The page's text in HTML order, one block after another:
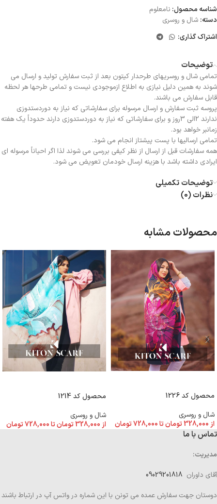
شناسه محصول: نامعلوم
دسته: شال و روسری
اشتراک گذاری:
توضیحات
تمامی شال و روسریهای طرحدار کیتون بعد از ثبت سفارش تولید و ارسال می
شوند به همین دلیل نیازی به اطلاع ازموجودی نیست و تمامی طرحها هر لحظه
قابل سفارش می باشند.
پروسه ثبت سفارش و ارسال مرسوله برای سفارشاتی که نیاز به دوردستدوزی
ندارند 2الی 3روز و برای سفارشاتی که نیاز به دوردستدوزی دارند حدوداً یک هفته
زمانبر خواهد بود.
تمامی ارسالیها با پست پیشتاز انجام می شود.
همه سفارشات قبل از ارسال از نظر کیفی بررسی می شوند لذا اگر احیاناً مرسوله ای
ایرادی داشته باشد با هزینه ارسال خودمان تعویض می شود.
توضیحات تکمیلی
نظرات (0)
محصولات مشابه
محصول کد 1226
شال و روسری
از 328,000تومانتا728,000تومان
محصول کد 1214
شال و روسری
از 328,000تومانتا728,000تومان
تماس با ما
مدیریت:
آقای داوران
دوستان جهت سفارش عمده می تونن با این شماره در واتس آپ در ارتباط باشند